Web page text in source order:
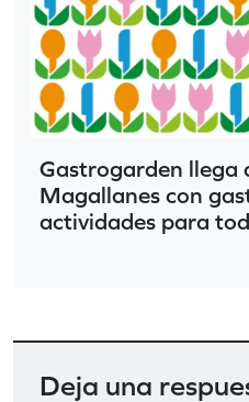
Gastrogarden llega
Magallanes con
actividades para
Deja una